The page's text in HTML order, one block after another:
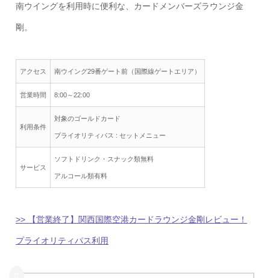
南ウイングを利用時に便利な、カードメンバーズラウンジ金
剛。
アクセス 南ウイング29番ゲート前（国際線ゲートエリア）
営業時間 8:00～22:00
利用条件
対象のゴールドカード
プライオリティパス : セットメニュー
サービス
ソフトドリンク・スナック類無料
アルコール類有料
>> 【営業終了】関西国際空港カードラウンジ金剛レビュー！
プライオリティパス利用